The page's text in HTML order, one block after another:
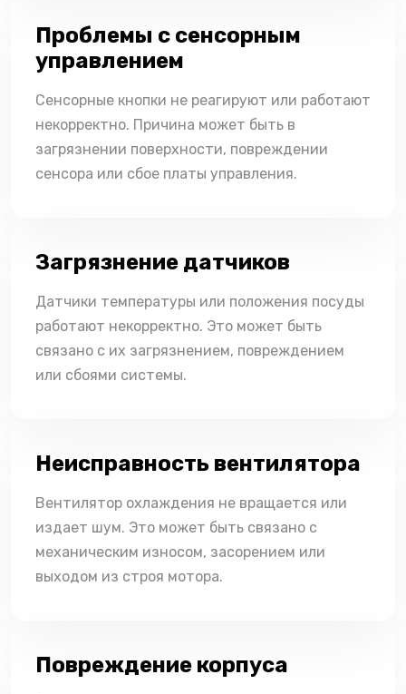
Проблемы с сенсорным
управлением
Сенсорные кнопки не реагируют или работают
некорректно. Причина может быть в
загрязнении поверхности, повреждении
сенсора или сбое платы управления.
Загрязнение датчиков
Датчики температуры или положения посуды
работают некорректно. Это может быть
связано с их загрязнением, повреждением
или сбоями системы.
Неисправность вентилятора
Вентилятор охлаждения не вращается или
издает шум. Это может быть связано с
механическим износом, засорением или
выходом из строя мотора.
Повреждение корпуса